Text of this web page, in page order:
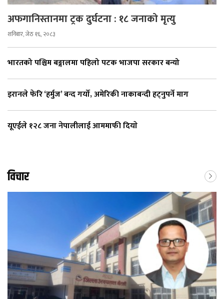
अफगानिस्तानमा ट्रक दुर्घटना : १८ जनाको मृत्यु
शनिबार, जेठ १६, २०८३
भारतको पश्चिम बङ्गालमा पहिलो पटक भाजपा सरकार बन्यो
इरानले फेरि ‘हर्मुज’ बन्द गर्यो, अमेरिकी नाकाबन्दी हट्नुपर्ने माग
यूएईले १२८ जना नेपालीलाई आममाफी दियाे
विचार